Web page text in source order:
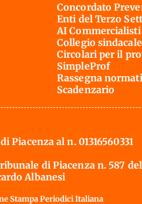
Concordato
Enti del Terzo
AI Commercialisti
Collegio sindacale
Circolari per il
SimpleProf
Rassegna
Scadenzario
al n. 01316560331
di Piacenza n. 587
Albanesi
Stampa Periodici Italiana